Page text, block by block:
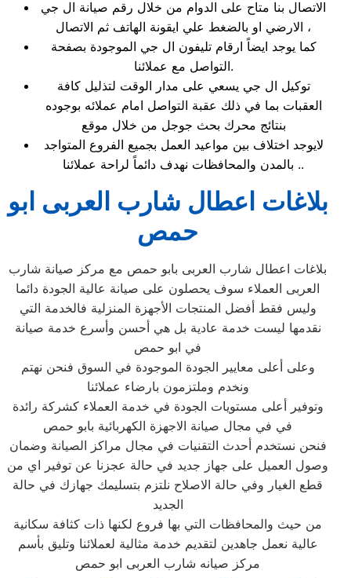
الاتصال بنا متاح على الدوام من خلال رقم صيانة ال جي
الارضي او بالضغط علي ايقونة الهاتف ثم الاتصال ،
كما يوجد ايضاً ارقام تليفون ال جي الموجودة بصفحة
التواصل مع عملائنا.
توكيل ال جي يسعي على مدار الوقت لتذليل كافة
العقبات بما في ذلك عقبة التواصل امام عملائه بوجوده
بنتائج محرك بحث جوجل من خلال موقع
لايوجد اختلاف بين مواعيد العمل بجميع الفروع المتواجد
بالمدن والمحافظات نهدف دائماً لراحة عملائنا ..
بلاغات اعطال شارب العربى ابو
حمص
بلاغات اعطال شارب العربى بابو حمص مع مركز صيانة شارب
العربى العملاء سوف يحصلون على صيانة عالية الجودة دائما
وليس فقط أفضل المنتجات الأجهزة المنزلية فالخدمة التي
نقدمها ليست خدمة عادية بل هي أحسن وأسرع خدمة صيانة
في ابو حمص
وعلى أعلى معايير الجودة الموجودة في السوق فنحن نهتم
ونخدم وملتزمون بارضاء عملائنا
وتوفير أعلى مستويات الجودة في خدمة العملاء كشركة رائدة
في في مجال صيانة الاجهزة الكهربائية بابو حمص
فنحن نستخدم أحدث التقنيات في مجال مراكز الصيانة وضمان
وصول العميل على جهاز جديد في حالة عجزنا عن توفير اي من
قطع الغيار وفي حالة الاصلاح نلتزم بتسليمك جهازك في حالة
الجديد
من حيث والمحافظات التي بها فروع لكنها ذات كثافة سكانية
عالية نعمل جاهدين لتقديم خدمة مثالية لعملائنا وتليق بأسم
مركز صيانه شارب العربى ابو حمص